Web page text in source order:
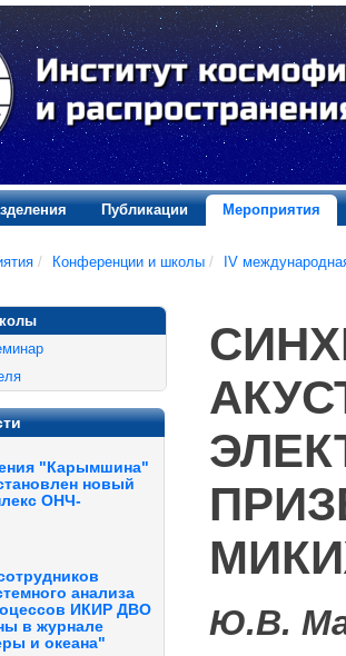
Публикации Мероприятия
/ Конференции и школы / IV
"Карымшина"
новый
ОНЧ-
анализа
ИКИР ДВО
в журнале
и океана"
Ю.В.